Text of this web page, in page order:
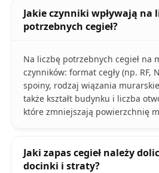
Jakie czynniki wpływają na
potrzebnych cegieł?
Na liczbę potrzebnych cegieł na
czynników: format cegły (np. RF,
spoiny, rodzaj wiązania
także kształt budynku i liczba
które zmniejszają powierzchnię
Jaki zapas cegieł należy
docinki i straty?